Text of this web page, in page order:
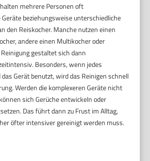
mehrere Personen oft
beziehungsweise unterschiedliche
den Reiskocher. Manche nutzen einen
andere einen Multikocher oder
gestaltet sich dann
Besonders, wenn jedes
Gerät benutzt, wird das Reinigen schnell
Werden die komplexeren Geräte nicht
sich Gerüche entwickeln oder
Das führt dann zu Frust im Alltag,
öfter intensiver gereinigt werden muss.